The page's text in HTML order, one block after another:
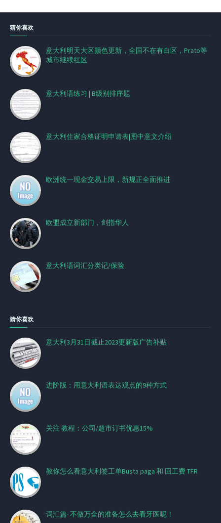
猜你喜欢
意大利明天大区颜色更新，全国不在有白区，Prato等
城市继续红区
意大利语练习 | B级别排序题
意大利住家合格证明申请表|图中意文介绍
欧洲统一现金交易上限，新规正全面推进
欧盟成立新部门，剑指华人
意大利语词汇分类记/保险
猜你喜欢
意大利3月31日截止2023更新版广告补贴
进阶版：用意大利语表达观点的9种方式
关注 教程：公司/超市订书优惠15%
教你怎么看意大利签工单Busta paga 和 回工费 TFR
词汇篇- 不做万全的准备怎么去看牙医呢！